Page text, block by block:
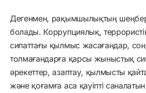
Дегенмен, рақымшылықтың
болады. Коррупциялық,
сипаттағы қылмыс жасағандар,
толмағандарға қарсы жыныстық
әрекеттер, азаптау, қылмысты
және қоғамға аса қауіпті